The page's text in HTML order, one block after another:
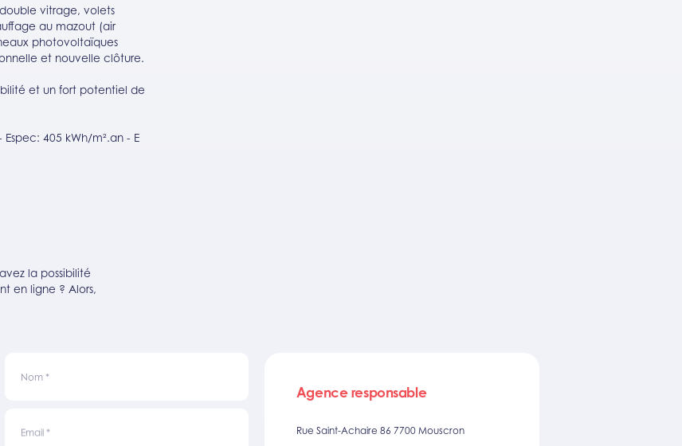
vitrage, volets
au mazout (air
photovoltaïques
et nouvelle clôture.
et un fort potentiel de
Espec: 405 kWh/m².an - E
la possibilité
en ligne ? Alors,
Nom *
Email *
Agence responsable
Rue Saint-Achaire 86 7700 Mouscron